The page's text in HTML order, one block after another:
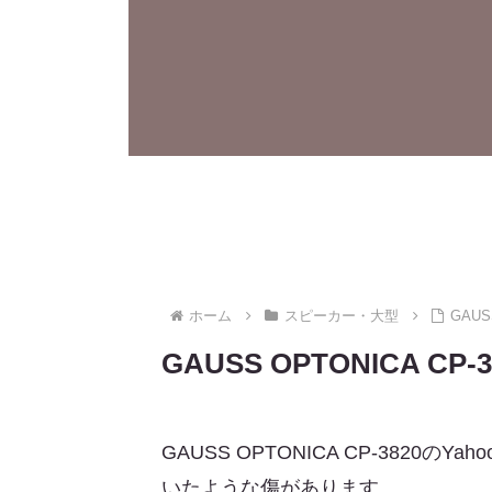
ホーム スピーカー・大型
GAUSS OPTONICA CP-
GAUSS OPTONICA CP-3820の
いたような傷があります。